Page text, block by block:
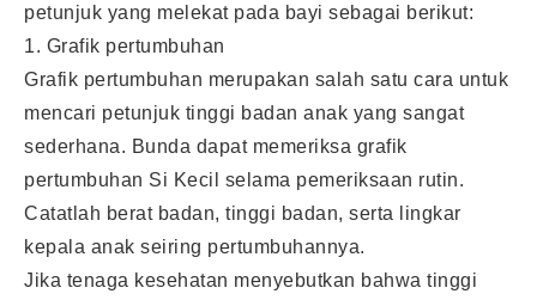
petunjuk yang melekat pada bayi sebagai berikut:
1. Grafik pertumbuhan
Grafik pertumbuhan merupakan salah satu cara untuk
mencari petunjuk tinggi badan anak yang sangat
sederhana. Bunda dapat memeriksa grafik
pertumbuhan Si Kecil selama pemeriksaan rutin.
Catatlah berat badan, tinggi badan, serta lingkar
kepala anak seiring pertumbuhannya.
Jika tenaga kesehatan menyebutkan bahwa tinggi